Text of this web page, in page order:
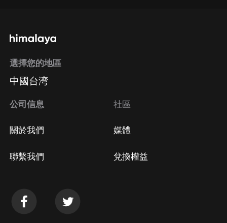
選擇您的地區
中國台湾
公司信息
關於我們
聯繫我們
社區
媒體
兌換權益